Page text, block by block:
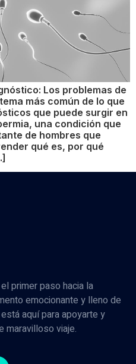
Los problemas de
más común de lo que
que puede surgir en
una condición que
de hombres que
qué es, por qué
primer paso hacia la
emocionante y lleno de
aquí para apoyarte y
maravilloso viaje.